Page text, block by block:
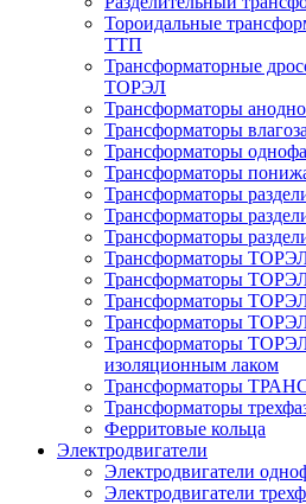
Тороидальные
ТТП
Трансформаторные
ТОРЭЛ
Трансформаторы
Трансформаторы
Трансформаторы
Трансформаторы
Трансформаторы
Трансформаторы
Трансформаторы
Трансформаторы
Трансформаторы
Трансформаторы
Трансформаторы
Трансформаторы
изоляционным лаком
Трансформаторы
Трансформаторы
Ферритовые кольца
Электродвигатели
Электродвигатели
Электродвигатели